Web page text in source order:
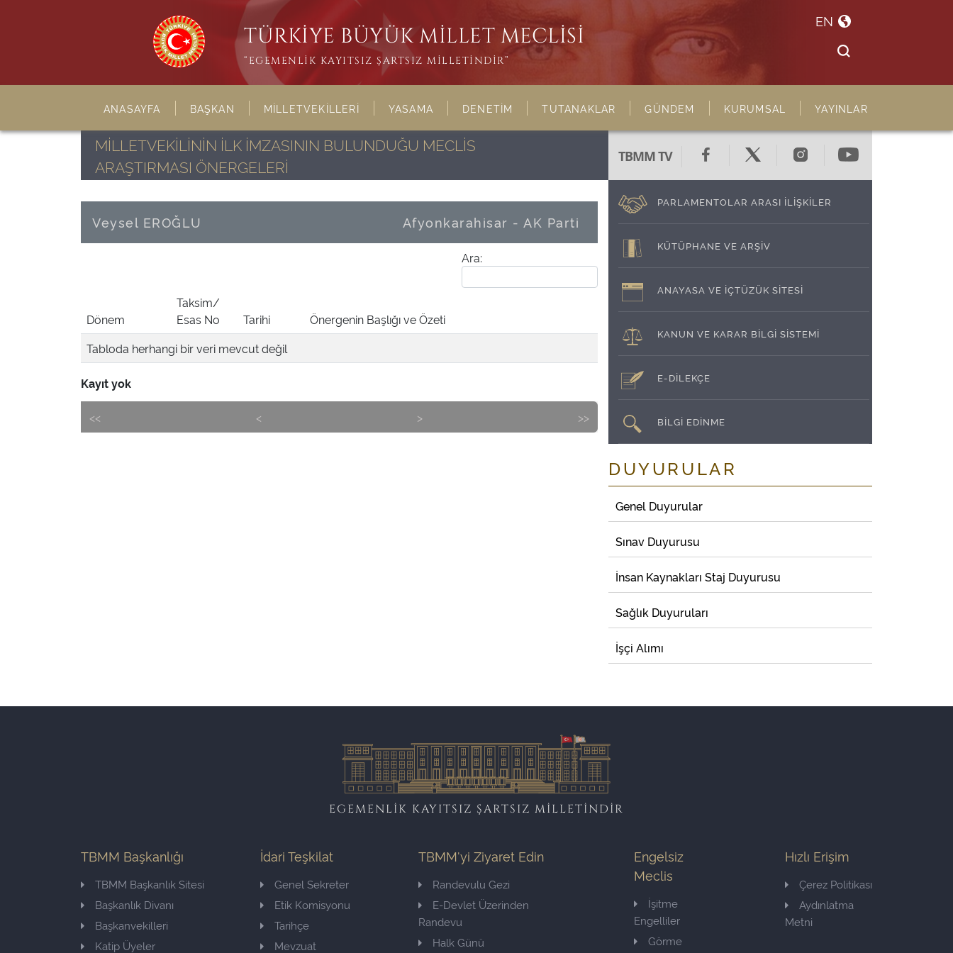
TÜRKİYE BÜYÜK MİLLET MECLİSİ
“EGEMENLİK KAYITSIZ ŞARTSIZ MİLLETİNDİR”
EN
ANASAYFA BAŞKAN MİLLETVEKİLLERİ YASAMA DENETİM TUTANAKLAR GÜNDEM KURUMSAL YAYINLAR
MİLLETVEKİLİNİN İLK İMZASININ BULUNDUĞU MECLİS
ARAŞTIRMASI ÖNERGELERİ
Veysel EROĞLU Afyonkarahisar - AK Parti
Ara:
Dönem
Taksim/
Esas No
Tarihi
Önergenin Başlığı ve Özeti
Tabloda herhangi bir veri mevcut değil
Kayıt yok
<< < > >>
TBMM TV
PARLAMENTOLAR ARASI İLİŞKİLER
KÜTÜPHANE VE ARŞİV
ANAYASA VE İÇTÜZÜK SİTESİ
KANUN VE KARAR BİLGİ SİSTEMİ
E-DİLEKÇE
BİLGİ EDİNME
DUYURULAR
Genel Duyurular
Sınav Duyurusu
İnsan Kaynakları Staj Duyurusu
Sağlık Duyuruları
İşçi Alımı
EGEMENLİK KAYITSIZ ŞARTSIZ MİLLETİNDİR
TBMM Başkanlığı
TBMM Başkanlık Sitesi
Başkanlık Divanı
Başkanvekilleri
Katip Üyeler
İdari Teşkilat
Genel Sekreter
Etik Komisyonu
Tarihçe
Mevzuat
TBMM'yi Ziyaret Edin
Randevulu Gezi
E-Devlet Üzerinden
Randevu
Halk Günü
Engelsiz
Meclis
İşitme
Engelliler
Görme
Hızlı Erişim
Çerez Politikası
Aydınlatma
Metni